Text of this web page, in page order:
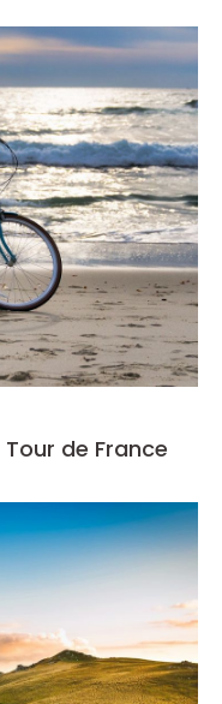
de France